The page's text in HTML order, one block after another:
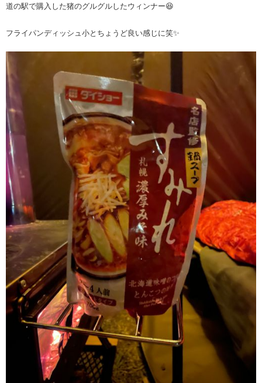
道の駅で購入した猪のグルグルしたウィンナー😆
フライパンディッシュ小とちょうど良い感じに笑✨